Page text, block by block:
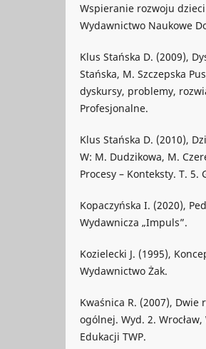
Wspieranie rozwoju
Wydawnictwo Naukowe
Klus Stańska D. (2009),
Stańska, M. Szczepska
dyskursy, problemy,
Profesjonalne.
Klus Stańska D. (2010),
W: M. Dudzikowa, M.
Procesy – Konteksty. T.
Kopaczyńska I. (2020),
Wydawnicza „Impuls”.
Kozielecki J. (1995),
Wydawnictwo Żak.
Kwaśnica R. (2007),
ogólnej. Wyd. 2.
Edukacji TWP.